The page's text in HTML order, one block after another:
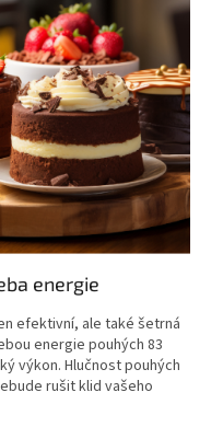
energie
efektivní, ale také šetrná
energie pouhých 83
výkon. Hlučnost pouhých
rušit klid vašeho